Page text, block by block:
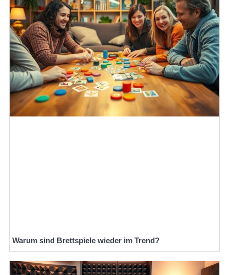
Warum sind Brettspiele wieder im Trend?